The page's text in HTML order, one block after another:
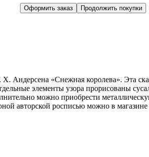
Андерсена «Снежная королева». Эта
элементы узора прорисованы
можно приобрести
авторской росписью можно в магазине
Оформить заказ Продолжить покупки